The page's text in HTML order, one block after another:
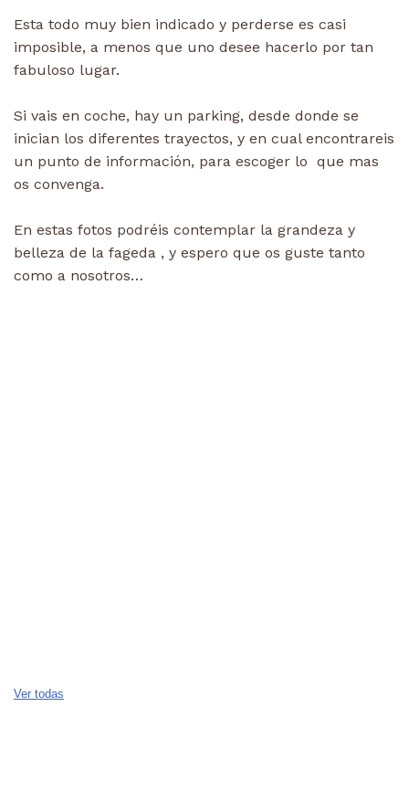
Esta todo muy bien indicado y perderse es casi
imposible, a menos que uno desee hacerlo por tan
fabuloso lugar.
Si vais en coche, hay un parking, desde donde se
inician los diferentes trayectos, y en cual encontrareis
un punto de información, para escoger lo que mas
os convenga.
En estas fotos podréis contemplar la grandeza y
belleza de la fageda , y espero que os guste tanto
como a nosotros…
Ver todas